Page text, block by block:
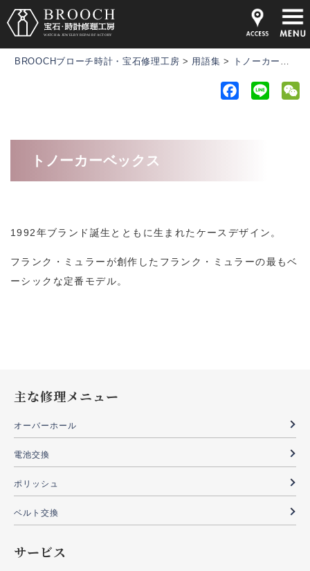
BROOCHブローチ時計・宝石修理工房 > 用語集 > トノーカーベックス
トノーカーベックス
1992年ブランド誕生とともに生まれたケースデザイン。
フランク・ミュラーが創作したフランク・ミュラーの最もベ
ーシックな定番モデル。
主な修理メニュー
オーバーホール
電池交換
ポリッシュ
ベルト交換
サービス